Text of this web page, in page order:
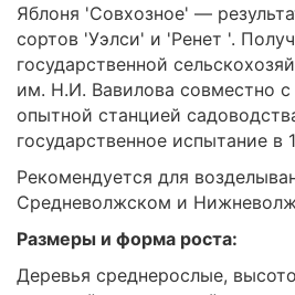
Яблоня 'Совхозное' —
сортов 'Уэлси' и 'Ренет '.
государственной
им. Н.И. Вавилова совместно
опытной станцией
государственное испытание в
Рекомендуется для
Средневолжском и
Размеры и форма роста:
Деревья среднерослые,